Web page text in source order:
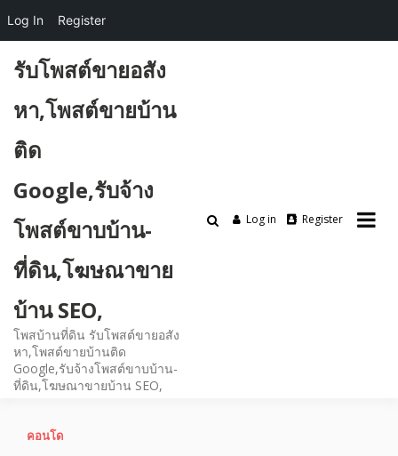
content
รับโพสต์ขายอสัง
หา,โพสต์ขายบ้าน
ติด
Google,รับจ้าง
โพสต์ขาบบ้าน-
ที่ดิน,โฆษณาขาย
บ้าน SEO,
โพสบ้านที่ดิน รับโพสต์ขายอสัง
หา,โพสต์ขายบ้านติด
Google,รับจ้างโพสต์ขาบบ้าน-
ที่ดิน,โฆษณาขายบ้าน SEO,
Log in Register
คอนโด
Log In Register